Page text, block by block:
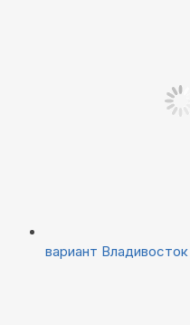
вариант Владивосток